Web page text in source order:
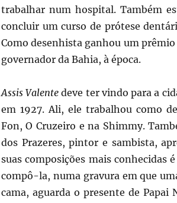
trabalhar num hospital. Também
concluir um curso de prótese
Como desenhista ganhou um
governador da Bahia, à época.
Assis Valente deve ter vindo para a
em 1927. Ali, ele trabalhou como
Fon, O Cruzeiro e na Shimmy.
dos Prazeres, pintor e sambista,
suas composições mais conhecidas é
compô-la, numa gravura em que
cama, aguarda o presente de Papai